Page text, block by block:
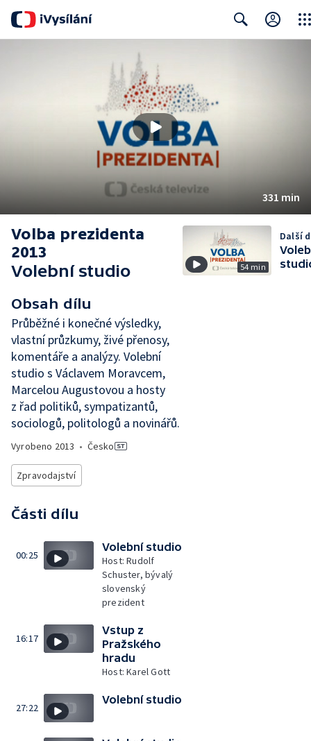
331 min
Volba prezidenta
2013
Volební studio
Obsah dílu
Průběžné i konečné výsledky,
vlastní průzkumy, živé přenosy,
komentáře a analýzy. Volební
studio s Václavem Moravcem,
Marcelou Augustovou a hosty
z řad politiků, sympatizantů,
sociologů, politologů a novinářů.
Vyrobeno 2013 • Česko
Zpravodajství
Části dílu
00:25
Volební studio
Host: Rudolf
Schuster, bývalý
slovenský
prezident
16:17
Vstup z
Pražského
hradu
Host: Karel Gott
27:22
Volební studio
54 min
Další